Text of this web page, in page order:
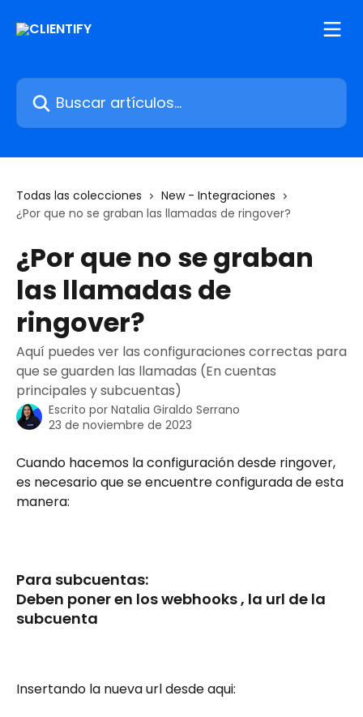
Buscar artículos...
Todas las colecciones
New - Integraciones
¿Por que no se graban las llamadas de ringover?
¿Por que no se graban
las llamadas de
ringover?
Aquí puedes ver las configuraciones correctas para
que se guarden las llamadas (En cuentas
principales y subcuentas)
Escrito por Natalia Giraldo Serrano
23 de noviembre de 2023
Cuando hacemos la configuración desde ringover,
es necesario que se encuentre configurada de esta
manera:
Para subcuentas:
Deben poner en los webhooks , la url de la
subcuenta
Insertando la nueva url desde aqui: